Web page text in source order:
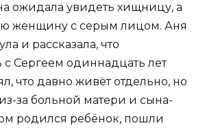
ожидала увидеть хищницу, а
женщину с серым лицом. Аня
и рассказала, что
с Сергеем одиннадцать лет
что давно живёт отдельно, но
за больной матери и сына-
родился ребёнок, пошли